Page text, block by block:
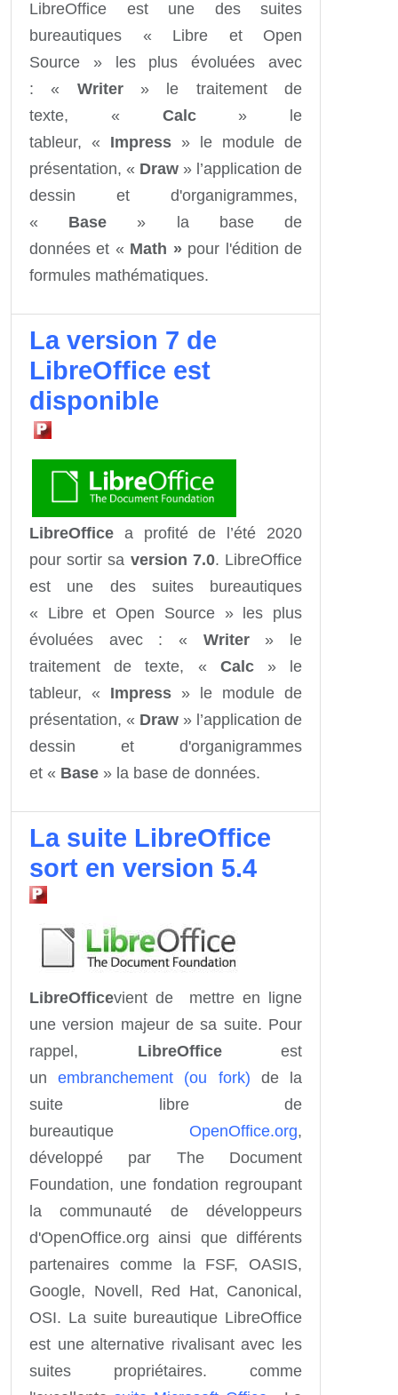
LibreOffice est une des suites
bureautiques « Libre et Open
Source » les plus évoluées avec
: « Writer » le traitement de
texte, « Calc » le
tableur, « Impress » le module de
présentation, « Draw » l’application de
dessin et d'organigrammes,
« Base » la base de
données et « Math »pour l'édition de
formules mathématiques.
La version 7 de
LibreOffice est
disponible
LibreOffice a profité de l’été 2020
pour sortir sa version 7.0. LibreOffice
est une des suites bureautiques
« Libre et Open Source » les plus
évoluées avec : « Writer » le
traitement de texte, « Calc » le
tableur, « Impress » le module de
présentation, « Draw » l’application de
dessin et d'organigrammes
et « Base » la base de données.
La suite LibreOffice
sort en version 5.4
LibreOfficevient de mettre en ligne
une version majeur de sa suite. Pour
rappel, LibreOfficeest
unembranchement (ou fork)
de la
suite libre de
bureautique OpenOffice.org,
développé par The Document
Foundation, une fondation regroupant
la communauté de développeurs
d'OpenOffice.org ainsi que différents
partenaires comme la FSF, OASIS,
Google, Novell, Red Hat, Canonical,
OSI. La suite bureautique LibreOffice
est une alternative rivalisant avec les
suites propriétaires. comme